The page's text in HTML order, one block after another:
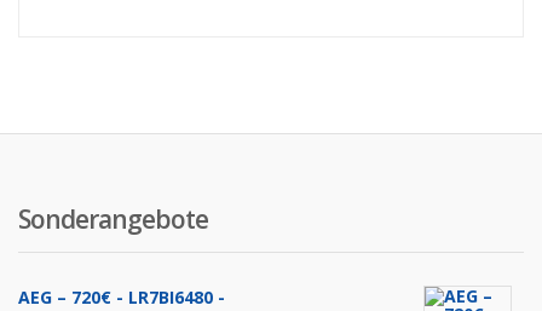
Sonderangebote
AEG – 720€ - LR7BI6480 -